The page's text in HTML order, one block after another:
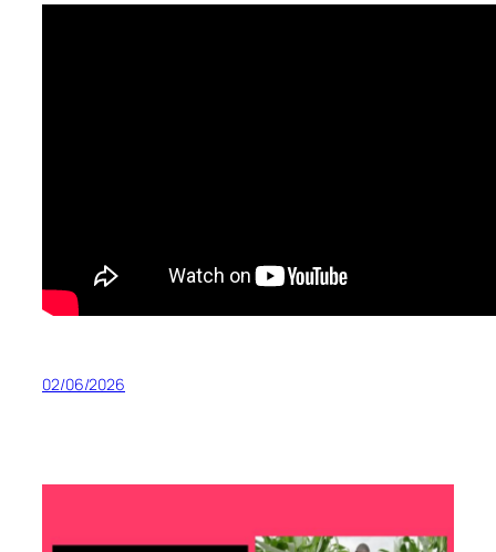
02/06/2026